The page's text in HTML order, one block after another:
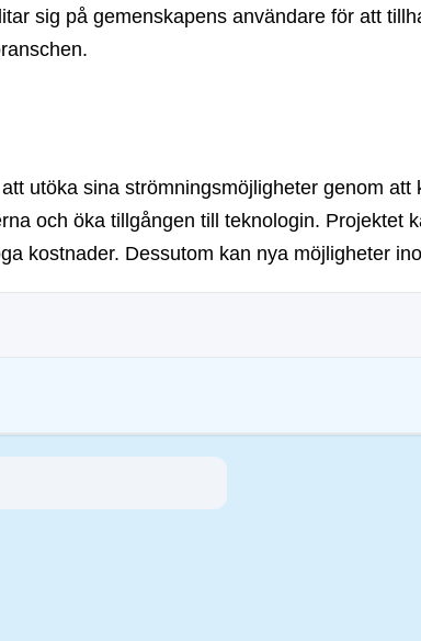
sig på gemenskapens användare för att
utöka sina strömningsmöjligheter genom
och öka tillgången till teknologin.
kostnader. Dessutom kan nya möjligheter
syftar till att hantera deras miljöpåverkan (t.ex.
uppmuntrar efterlevnad av standarder som minskar risker